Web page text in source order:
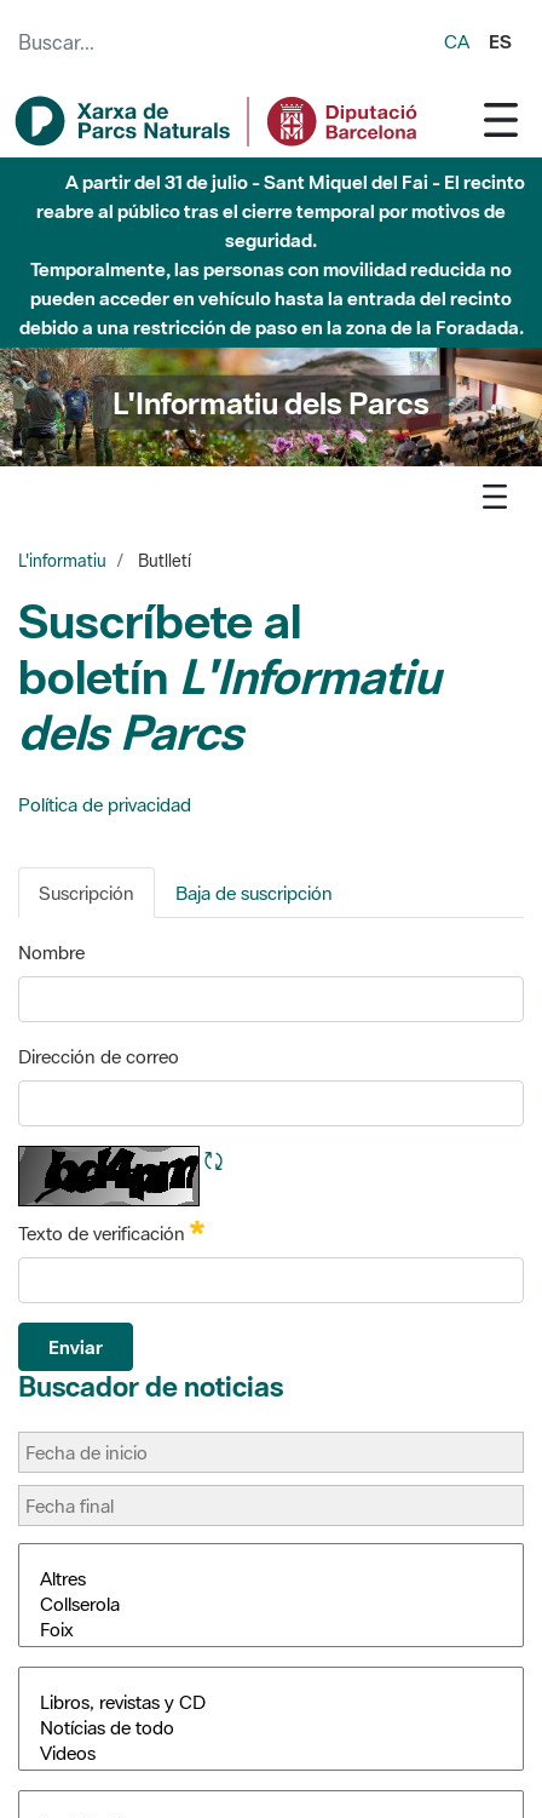
CA ES
Hasta diciembre de 2026 - Parque Fluvial Besós -
Afectaciones en el cauce del Parque Fluvial del Besòs debido
a obras de construcción de una pasarela sobre el río
L'Informatiu dels Parcs
L'informatiu Butlletí
boletín
L'Informatiu
dels Parcs
Política de privacidad
Suscripción Baja de suscripción
Nombre
Texto de verificación
Enviar
Buscador de noticias